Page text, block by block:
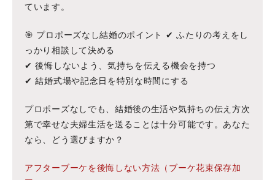
ています。
🎯 プロポーズなし結婚のポイント ✔ ふたりの考えをし
っかり相談して決める
✔ 後悔しないよう、気持ちを伝える機会を持つ
✔ 結婚式場や記念日を特別な時間にする
プロポーズなしでも、結婚後の生活や気持ちの伝え方次
第で幸せな夫婦生活を送ることは十分可能です。あなた
なら、どう選びますか？
アフターブーケを後悔しない方法（ブーケ花束保存加